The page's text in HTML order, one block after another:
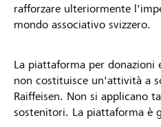
rafforzare ulteriormente
mondo associativo svizzero.
La piattaforma per
non costituisce un'attività a
Raiffeisen. Non si applicano
sostenitori. La piattaforma